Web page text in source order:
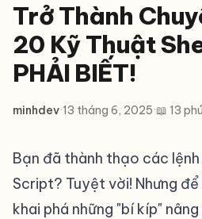
Trở Thành
20 Kỹ Thuật
PHẢI BIẾT!
minhdev·13 tháng 6, 2025·📖 13
Bạn đã thành thạo các
Script? Tuyệt vời! Nhưng
khai phá những "bí kíp"